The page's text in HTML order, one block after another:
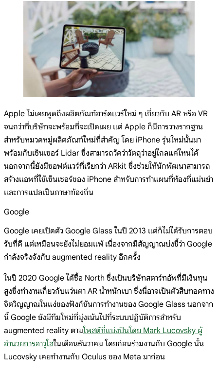
Apple ไม่เคยพูดถึงผลิตภัณฑ์ฮาร์ดแวร์ใหม่ ๆ เกี่ยวกับ AR หรือ VR
จนกว่าที่บริษัทจะพร้อมที่จะเปิดเผย แต่ Apple ก็มีการวางรากฐาน
สำหรับหมวดหมู่ผลิตภัณฑ์ใหม่ที่สำคัญ โดย iPhone รุ่นใหม่นั้นมา
พร้อมกับเซ็นเซอร์ Lidar ซึ่งสามารถวัดว่าวัตถุว่าอยู่ไกลแค่ไหนได้
นอกจากนี้ยังมีซอฟต์แวร์ที่เรียกว่า ARkit ซึ่งช่วยให้นักพัฒนาสามารถ
สร้างแอพที่ใช้เซ็นเซอร์ของ iPhone สำหรับการทำแผนที่ห้องที่แม่นยำ
และการแปลเป็นภาษาท้องถิ่น
Google
Google เคยเปิดตัว Google Glass ในปี 2013 แต่ก็ไม่ได้รับการตอบ
รับที่ดี แต่เหมือนจะยังไม่ยอมแพ้ เนื่องจากมีสัญญาณบ่งชี้ว่า Google
กำลังจริงจังกับ augmented reality อีกครั้ง
ในปี 2020 Google ได้ซื้อ North ซึ่งเป็นบริษัทสตาร์ทอัพที่มีเงินทุน
สูงซึ่งทำงานเกี่ยวกับแว่นตา AR น้ำหนักเบา ซึ่งนี่อาจเป็นตัวสืบทอดทาง
จิตวิญญาณในแง่ของฟังก์ชันการทำงานของ Google Glass นอกจาก
นี้ Google ยังมีทีมใหม่ที่มุ่งเน้นไปที่ระบบปฏิบัติการสำหรับ
augmented reality ตามโพสต์ที่แบ่งปันโดย Mark Lucovsky ผู้
อำนวยการอาวุโสในเดือนธันวาคม โดยก่อนร่วมงานกับ Google นั้น
Lucovsky เคยทำงานกับ Oculus ของ Meta มาก่อน